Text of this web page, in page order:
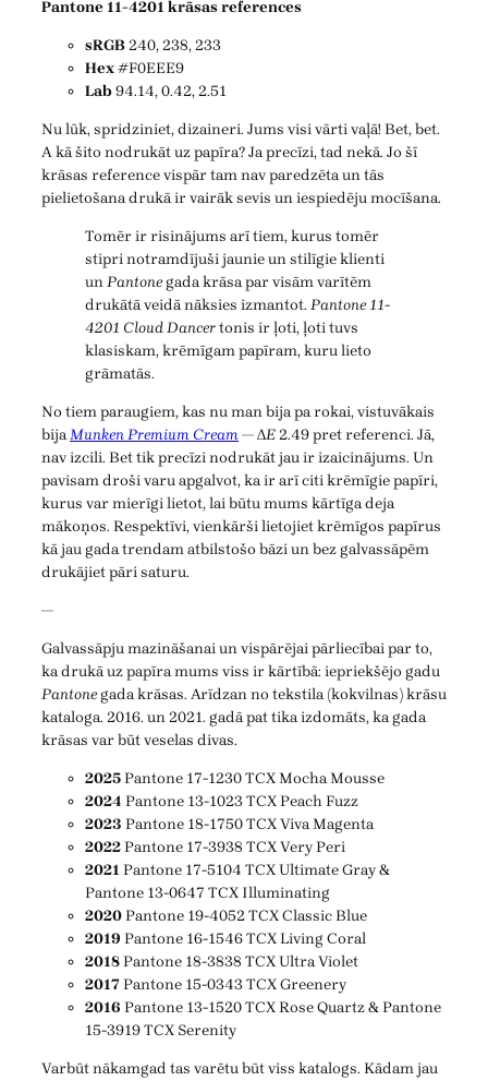
Pantone 11-4201 krāsas references
sRGB240, 238, 233
Hex#F0EEE9
Lab94.14, 0.42, 2.51
Nu lūk, spridziniet, dizaineri. Jums visi vārti vaļā! Bet, bet.
A kā šito nodrukāt uz papīra? Ja precīzi, tad nekā. Jo šī
krāsas reference vispār tam nav paredzēta un tās
pielietošana drukā ir vairāk sevis un iespiedēju mocīšana.
Tomēr ir risinājums arī tiem, kurus tomēr
stipri notramdījuši jaunie un stilīgie klienti
unPantonegada krāsa par visām varītēm
drukātā veidā nāksies izmantot. Pantone 11-
4201 Cloud Dancertonis ir ļoti, ļoti tuvs
klasiskam, krēmīgam papīram, kuru lieto
grāmatās.
No tiem paraugiem, kas nu man bija pa rokai, vistuvākais
bijaMunken Premium Cream— ΔE2.49 pret referenci. Jā,
nav izcili. Bet tik precīzi nodrukāt jau ir izaicinājums. Un
pavisam droši varu apgalvot, ka ir arī citi krēmīgie papīri,
kurus var mierīgi lietot, lai būtu mums kārtīga deja
mākoņos. Respektīvi, vienkārši lietojiet krēmīgos papīrus
kā jau gada trendam atbilstošo bāzi un bez galvassāpēm
drukājiet pāri saturu.
—
Galvassāpju mazināšanai un vispārējai pārliecībai par to,
ka drukā uz papīra mums viss ir kārtībā: iepriekšējo gadu
Pantonegada krāsas. Arīdzan no tekstila (kokvilnas) krāsu
kataloga. 2016. un 2021. gadā pat tika izdomāts, ka gada
krāsas var būt veselas divas.
2025Pantone 17-1230 TCX Mocha Mousse
2024 Pantone 13-1023 TCX Peach Fuzz
2023 Pantone 18-1750 TCX Viva Magenta
2022Pantone 17-3938 TCX Very Peri
2021Pantone 17-5104 TCX Ultimate Gray &
Pantone 13-0647 TCX Illuminating
2020Pantone 19-4052 TCX Classic Blue
2019 Pantone 16-1546 TCX Living Coral
2018Pantone 18-3838 TCX Ultra Violet
2017Pantone 15-0343 TCX Greenery
2016 Pantone 13-1520 TCX Rose Quartz & Pantone
15-3919 TCX Serenity
Varbūt nākamgad tas varētu būt viss katalogs. Kādam jau